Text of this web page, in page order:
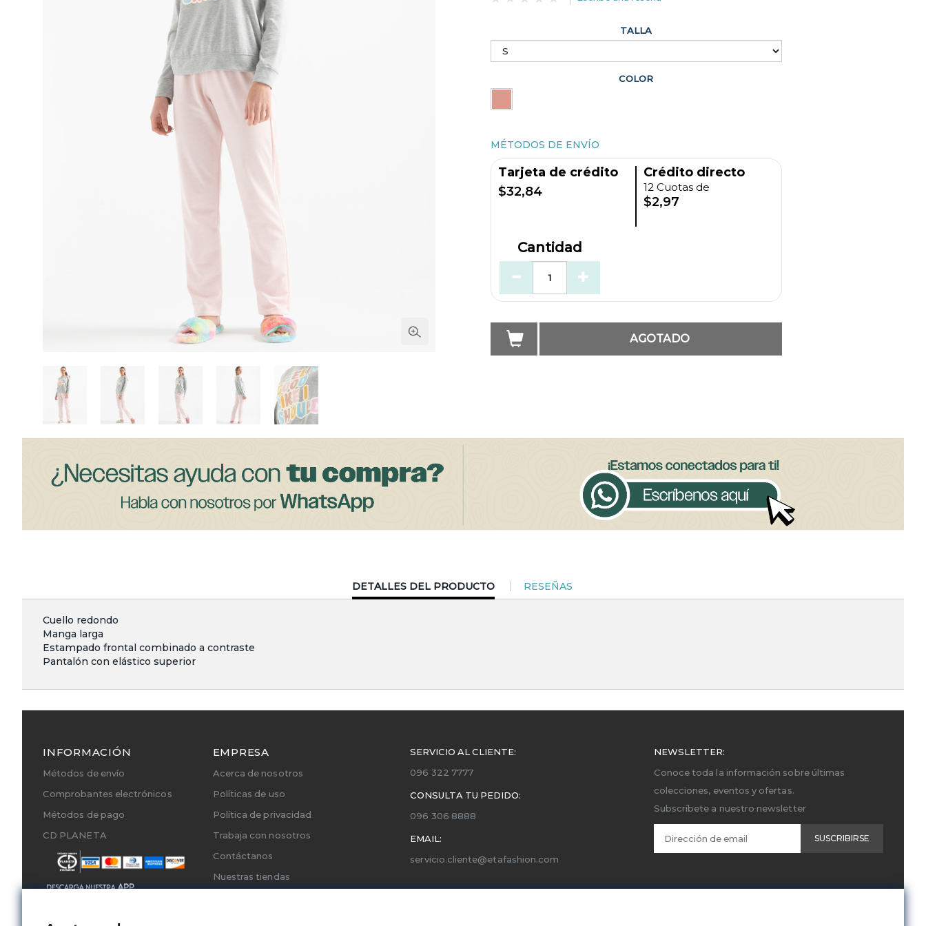
TALLA
COLOR
MÉTODOS DE ENVÍO
Tarjeta de crédito
$32,84
Crédito directo
12 Cuotas de
$2,97
Cantidad
AGOTADO
CURRENT
TAB:
DETALLES DEL PRODUCTO RESEÑAS
Cuello redondo
Manga larga
Estampado frontal combinado a contraste
Pantalón con elástico superior
INFORMACIÓN
Métodos de envío
Comprobantes electrónicos
Métodos de pago
CD PLANETA
EMPRESA
Acerca de nosotros
Políticas de uso
Política de privacidad
Trabaja con nosotros
Contáctanos
Nuestras tiendas
SERVICIO AL CLIENTE:
096 322 7777
CONSULTA TU PEDIDO:
096 306 8888
EMAIL:
servicio.cliente@etafashion.com
NEWSLETTER:
Conoce toda la información sobre últimas
colecciones, eventos y ofertas.
Subscríbete a nuestro newsletter
SUSCRIBIRSE